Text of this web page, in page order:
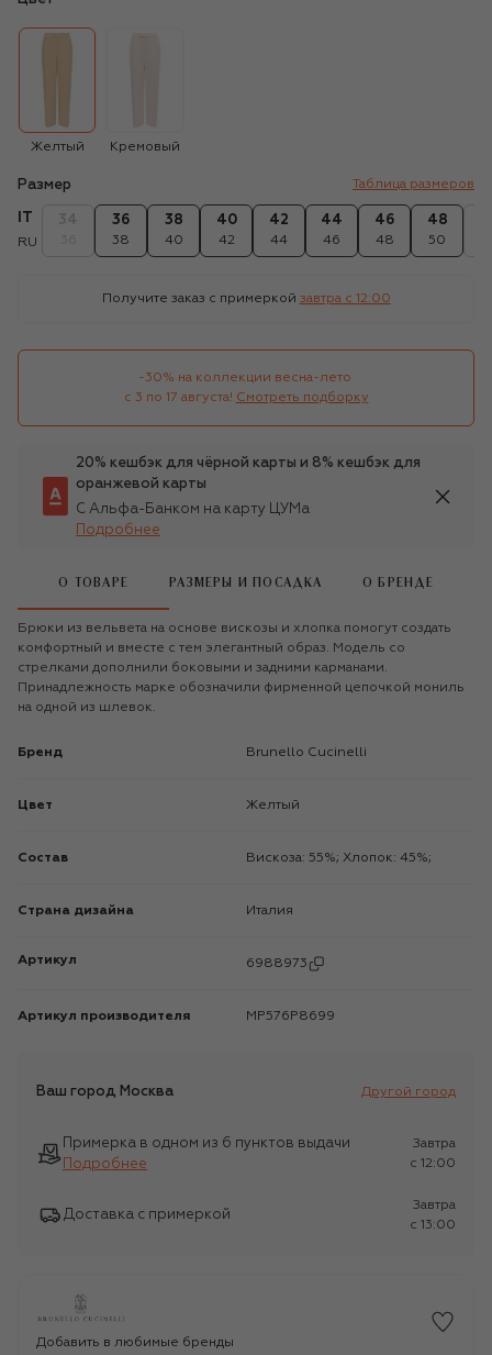
Желтый Кремовый
Размер Таблица размеров
RU
36
38
38
40
40
42
42
44
44
46
46
48
48
50
Получите заказ с примеркой завтра c 12:00
-30% на коллекции весна-лето
с 3 по 17 августа! Смотреть подборку
20% кешбэк для чёрной карты и 8% кешбэк для
оранжевой карты
С Альфа-Банком на карту ЦУМа
Подробнее
О ТОВАРЕ РАЗМЕРЫ И ПОСАДКА О БРЕНДЕ
Брюки из вельвета на основе вискозы и хлопка помогут создать
комфортный и вместе с тем элегантный образ. Модель со
стрелками дополнили боковыми и задними карманами.
Принадлежность марке обозначили фирменной цепочкой мониль
на одной из шлевок.
Бренд Brunello Cucinelli
Цвет Желтый
Состав Вискоза: 55%; Хлопок: 45%;
Страна дизайна Италия
Артикул 6988973
Артикул производителя MP576P8699
Ваш город Москва Другой город
Примерка в одном из 6 пунктов выдачи
Подробнее
Завтра
c 12:00
Доставка с примеркой
Завтра
c 13:00
Добавить в любимые бренды